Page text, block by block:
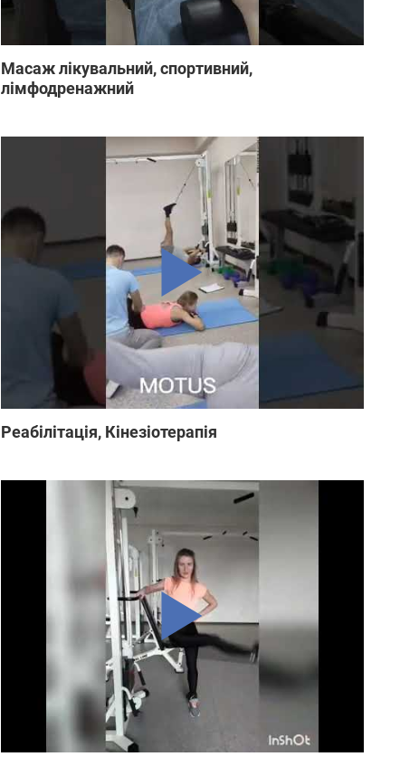
Масаж лікувальний, спортивний,
лімфодренажний
Реабілітація, Кінезіотерапія